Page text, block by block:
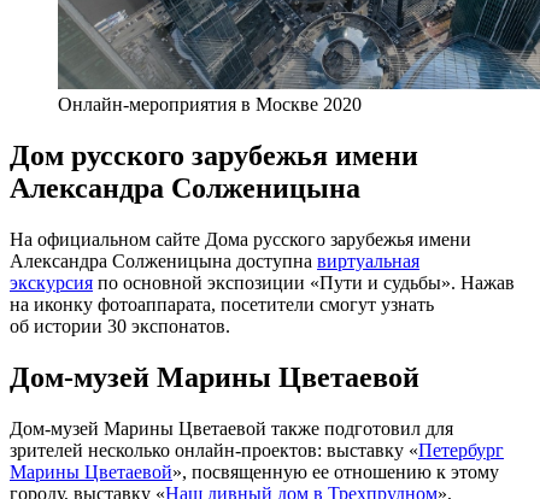
Онлайн-мероприятия в Москве 2020
Дом русского зарубежья имени
Александра Солженицына
На официальном сайте Дома русского зарубежья имени
Александра Солженицына доступна виртуальная
экскурсия по основной экспозиции «Пути и судьбы». Нажав
на иконку фотоаппарата, посетители смогут узнать
об истории 30 экспонатов.
Дом-музей Марины Цветаевой
Дом-музей Марины Цветаевой также подготовил для
зрителей несколько онлайн-проектов: выставку «Петербург
Марины Цветаевой», посвященную ее отношению к этому
городу, выставку «Наш дивный дом в Трехпрудном»,